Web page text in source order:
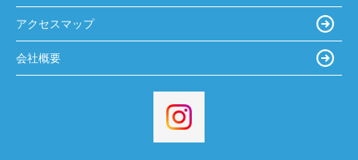
アクセスマップ
会社概要